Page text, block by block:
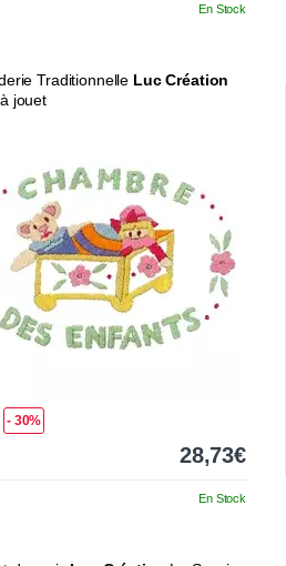
En Stock
Traditionnelle Luc Création
jouet
- 30%
28,73€
En Stock